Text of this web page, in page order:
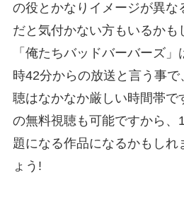
の役とかなりイメージが異な
だと気付かない方もいるかも
「俺たちバッドバーバーズ
時42分からの放送と言う事
聴はなかなか厳しい時間帯で
の無料視聴も可能ですから、
題になる作品になるかもしれ
ょう!